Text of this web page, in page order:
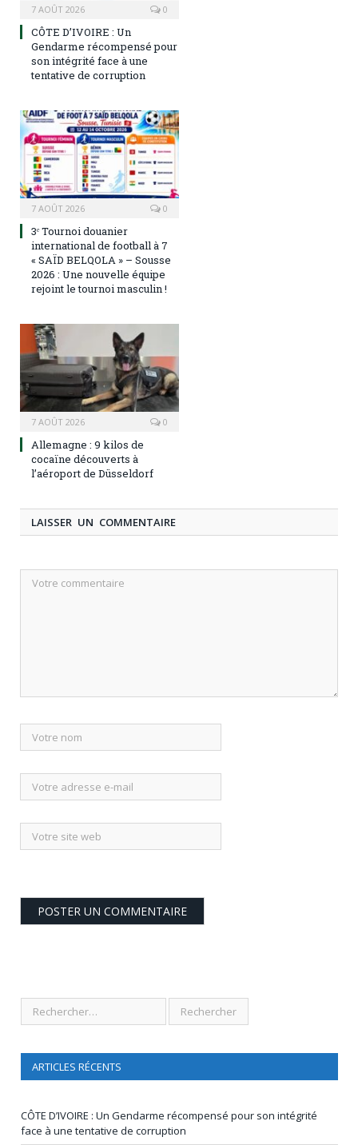
7 AOÛT 2026 0
CÔTE D’IVOIRE : Un
Gendarme récompensé pour
son intégrité face à une
tentative de corruption
7 AOÛT 2026 0
3ᵉ Tournoi douanier
international de football à 7
« SAÏD BELQOLA » – Sousse
2026 : Une nouvelle équipe
rejoint le tournoi masculin !
7 AOÛT 2026 0
Allemagne : 9 kilos de
cocaïne découverts à
l’aéroport de Düsseldorf
LAISSER UN COMMENTAIRE
ARTICLES RÉCENTS
CÔTE D’IVOIRE : Un Gendarme récompensé pour son intégrité
face à une tentative de corruption